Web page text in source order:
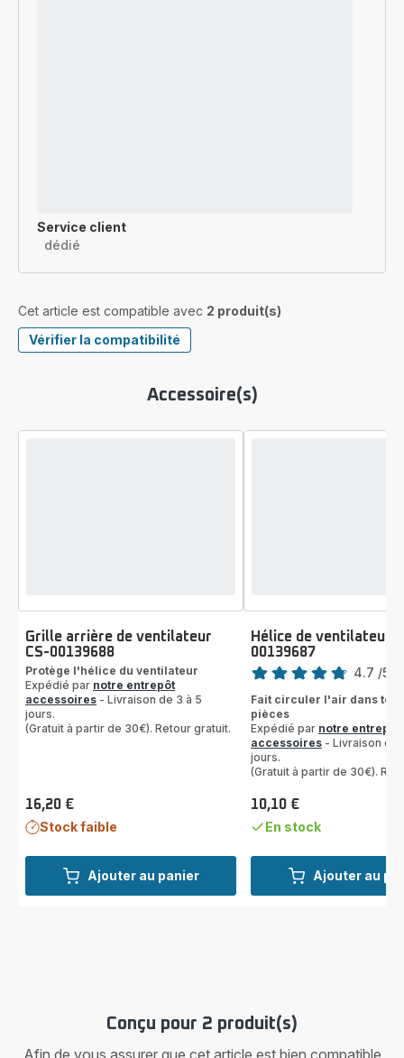
Service client
dédié
Cet article est compatible avec 2 produit(s)
Vérifier la compatibilité
Accessoire(s)
Ajouter au panier
Grille arrière de ventilateur
CS-00139688
Protège l'hélice du ventilateur
Expédié par notre entrepôt
accessoires - Livraison de 3 à 5
jours.
(Gratuit à partir de 30€). Retour gratuit.
Prix
16,20 €
Stock faible
Ajouter au
Hélice de ventilateur
00139687
Note
4.7 /5
Fait circuler l'air dans
pièces
Expédié par notre entrepôt
accessoires - Livraison de
jours.
(Gratuit à partir de 30€).
Prix
10,10 €
En stock
Conçu pour 2 produit(s)
Afin de vous assurer que cet article est bien compatible